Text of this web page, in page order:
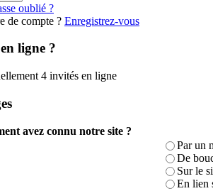
oublié ?
de compte ? Enregistrez-vous
ligne ?
4 invités en ligne
avez connu notre site ?
Par un
De
Sur le
En lien